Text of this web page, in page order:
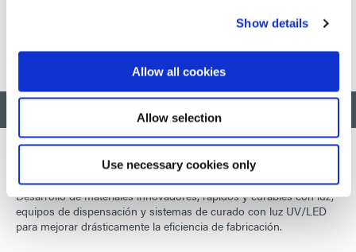
Show details
Allow all cookies
Allow selection
Use necessary cookies only
https://es.dymax.com/resources/white-papers .
VOLVER AL INICIO
Desarrollo de materiales innovadores, rápidos y curables con luz,
equipos de dispensación y sistemas de curado con luz UV/LED
para mejorar drásticamente la eficiencia de fabricación.